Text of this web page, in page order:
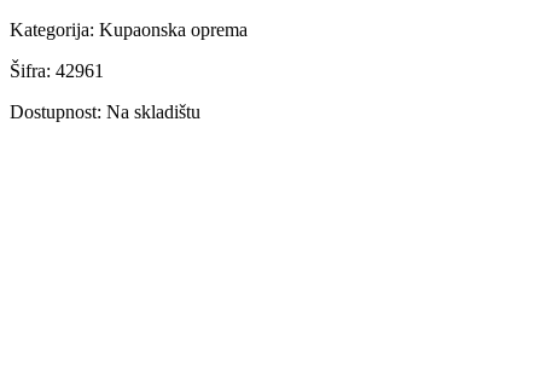
Kategorija: Kupaonska oprema
Šifra: 42961
Dostupnost: Na skladištu